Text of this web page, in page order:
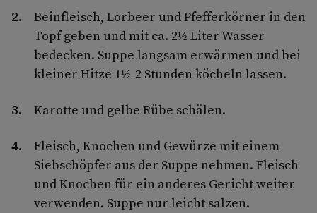
Beinfleisch, Lorbeer und Pfefferkörner in den
Topf geben und mit ca. 2½ Liter Wasser
bedecken. Suppe langsam erwärmen und bei
kleiner Hitze 1½-2 Stunden köcheln lassen.
Karotte und gelbe Rübe schälen.
Fleisch, Knochen und Gewürze mit einem
Siebschöpfer aus der Suppe nehmen. Fleisch
und Knochen für ein anderes Gericht weiter
verwenden. Suppe nur leicht salzen.